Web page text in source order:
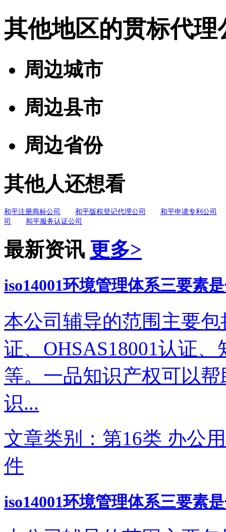
其他地区的贯标代理
周边城市
周边县市
周边省份
其他人还想看
和平注册商标公司 和平版权登记代理公司
和平申请专利公司
司
和平服务认证公司
最新资讯 更多>
iso14001环境管理体系三要素
本公司辅导的范围主要包
证、OHSAS18001认证
等。一品知识产权可以
识...
文章类别：第16类 办公
件
iso14001环境管理体系三要素